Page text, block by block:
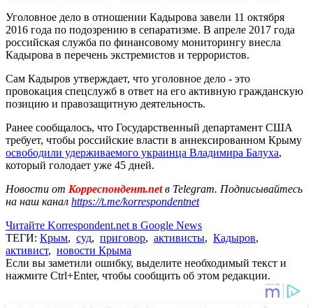
Уголовное дело в отношении Кадырова завели 11 октября
2016 года по подозрению в сепаратизме. В апреле 2017 года
российская служба по финансовому мониторингу внесла
Кадырова в перечень экстремистов и террористов.
Сам Кадыров утверждает, что уголовное дело - это
провокация спецслужб в ответ на его активную гражданскую
позицию и правозащитную деятельность.
Ранее сообщалось, что Государственный департамент США
требует, чтобы российские власти в аннексированном Крыму
освободили удерживаемого украинца Владимира Балуха,
который голодает уже 45 дней.
Новости от Корреспондент.netв Telegram. Подписывайтесь
на наш канал https://t.me/korrespondentnet
Читайте Korrespondent.net в Google News
ТЕГИ: Крым, суд, приговор, активисты, Кадыров,
активист, новости Крыма
Если вы заметили ошибку, выделите необходимый текст и
нажмите Ctrl+Enter, чтобы сообщить об этом редакции.